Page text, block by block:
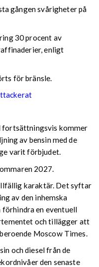
gången svårigheter på
30 procent av
enligt
för bränsle.
fortsättningsvis kommer
av bensin med de
varit förbjudet.
2027.
karaktär. Det syftar
av den inhemska
förhindra en eventuell
och tillägger att
Moscow Times.
och diesel från de
den senaste